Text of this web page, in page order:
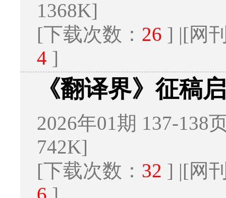
1368K]
[下载次数： 26 ] |[网
4 ]
《翻译界》征稿
2026年01期 137-138
742K]
[下载次数： 32 ] |[网